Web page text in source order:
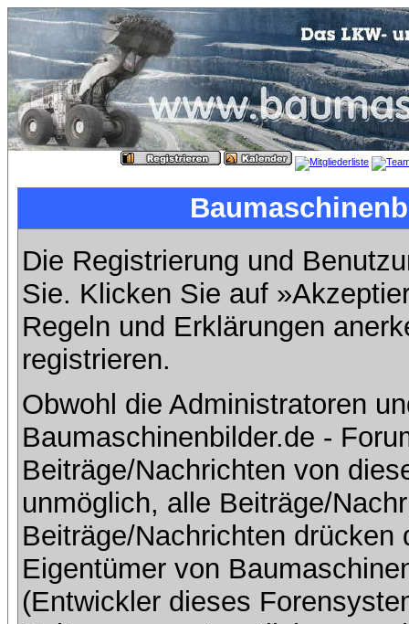
Die Registrierung und
Sie. Klicken Sie auf
Regeln und Erklärungen
registrieren.
Obwohl die Administratoren
Baumaschinenbilder.de -
Beiträge/Nachrichten von
unmöglich, alle Beiträge/
Beiträge/Nachrichten
Eigentümer von
(Entwickler dieses